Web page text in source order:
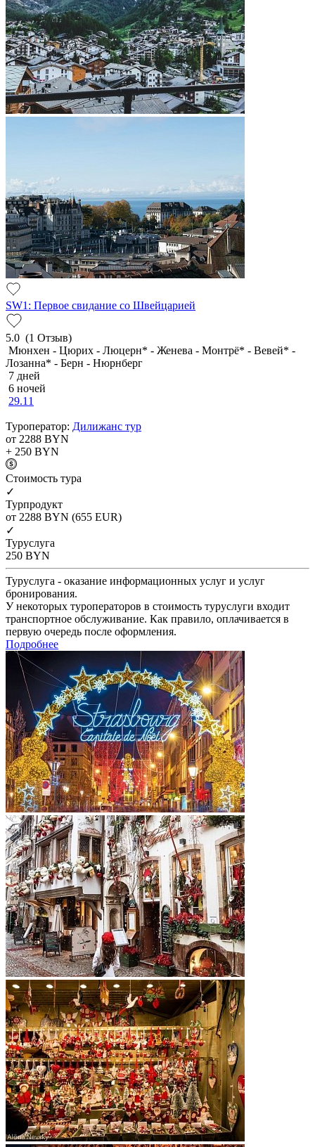
SW1: Первое свидание со Швейцарией
5.0 (1 Отзыв)
Мюнхен - Цюрих - Люцерн* - Женева - Монтрё* - Вевей* -
Лозанна* - Берн - Нюрнберг
7 дней
6 ночей
29.11
Туроператор: Дилижанс тур
от 2288 BYN
+ 250 BYN
Cтоимость тура
✓
Турпродукт
от 2288 BYN (655 EUR)
✓
Туруслуга
250 BYN
Туруслуга - оказание информационных услуг и услуг
бронирования.
У некоторых туроператоров в стоимость туруслуги входит
транспортное обслуживание. Как правило, оплачивается в
первую очередь после оформления.
Подробнее